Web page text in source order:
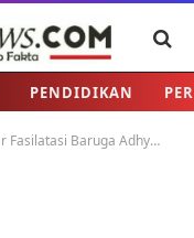
PENDIDIKAN
Restorative Justice House Untuk Kejari